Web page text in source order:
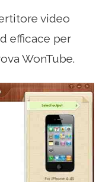
video
efficace per
WonTube.